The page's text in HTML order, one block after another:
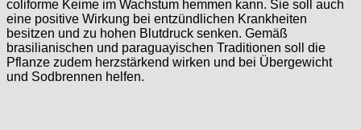
coliforme Keime im Wachstum hemmen kann. Sie soll auch
eine positive Wirkung bei entzündlichen Krankheiten
besitzen und zu hohen Blutdruck senken. Gemäß
brasilianischen und paraguayischen Traditionen soll die
Pflanze zudem herzstärkend wirken und bei Übergewicht
und Sodbrennen helfen.